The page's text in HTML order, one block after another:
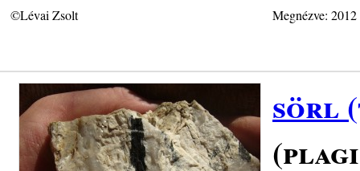
©Lévai Zsolt Megnézve:
sörl